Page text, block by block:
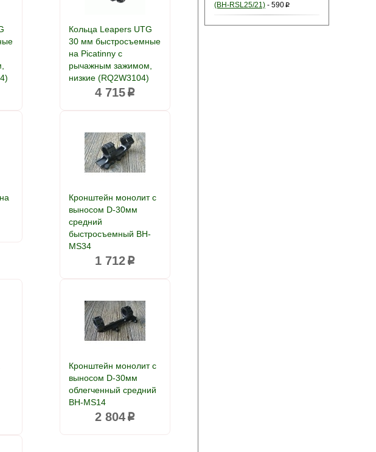
(BH-RSL25/21)- 590p
Кольца Leapers UTG
30 мм быстросъемные
на Picatinny с
рычажным зажимом,
низкие (RQ2W3104)
4 715p
Кронштейн монолит с
выносом D-30мм
средний
быстросъемный BH-
MS34
1 712 p
Кронштейн монолит с
выносом D-30мм
облегченный средний
BH-MS14
2 804p